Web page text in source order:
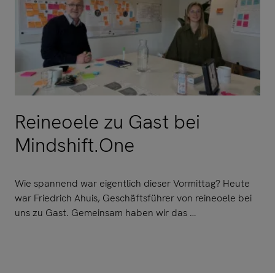
Reineoele zu Gast bei
Mindshift.One
Wie spannend war eigentlich dieser Vormittag? Heute
war Friedrich Ahuis, Geschäftsführer von reineoele bei
uns zu Gast. Gemeinsam haben wir das …